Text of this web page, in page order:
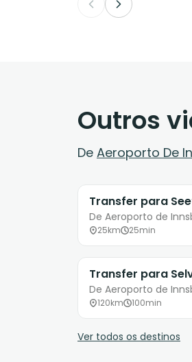
Outros
De Aeroporto De
Transfer para
De Aeroporto de
25km 25min
Transfer para
De Aeroporto de
120km 100min
Ver todos os destinos